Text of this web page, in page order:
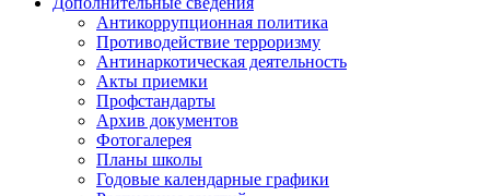
Антикоррупционная политика
Противодействие терроризму
Антинаркотическая деятельность
Акты приемки
Профстандарты
Архив документов
Фотогалерея
Планы школы
Годовые календарные графики